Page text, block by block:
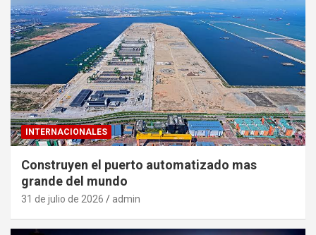
INTERNACIONALES
Construyen el puerto automatizado mas
grande del mundo
31 de julio de 2026 admin